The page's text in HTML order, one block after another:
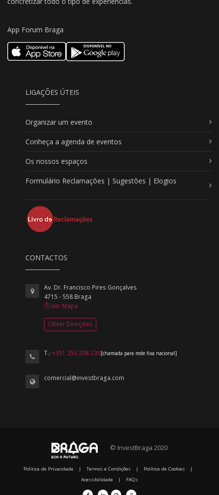
App Forum Braga
LIGAÇÕES ÚTEIS
Organizar um evento
Conheça a agenda de eventos
Os nossos espaços
Formulário Reclamações | Sugestões | Elogios
CONTACTOS
Av. Dr. Francisco Pires Gonçalves
4715 - 558 Braga
Ver Mapa
Obter Direções
T.:+351 253 208 230[chamada para rede fixa nacional]
comercial@investbraga.com
© InvestBraga 2020
Política de Privacidade | Termos e Condições | Política de Cookies
|
Acessibilidade
| FAQs